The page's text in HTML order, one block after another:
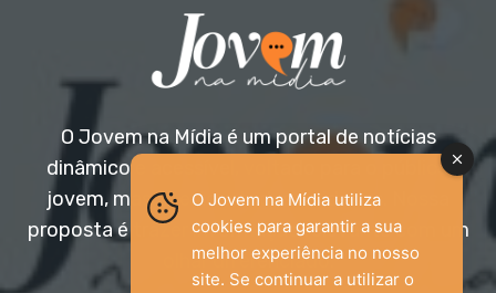
O Jovem na Mídia é um portal de notícias
dinâmico e acessível, voltado para o público
jovem, mas aberto a todas as idades. Nossa
proposta é trazer informação relevante com um
olhar diferenciado.
O Jovem na Mídia utiliza
cookies para garantir a sua
melhor experiência no nosso
site. Se continuar a utilizar o